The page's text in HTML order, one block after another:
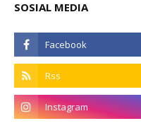
SOSIAL MEDIA